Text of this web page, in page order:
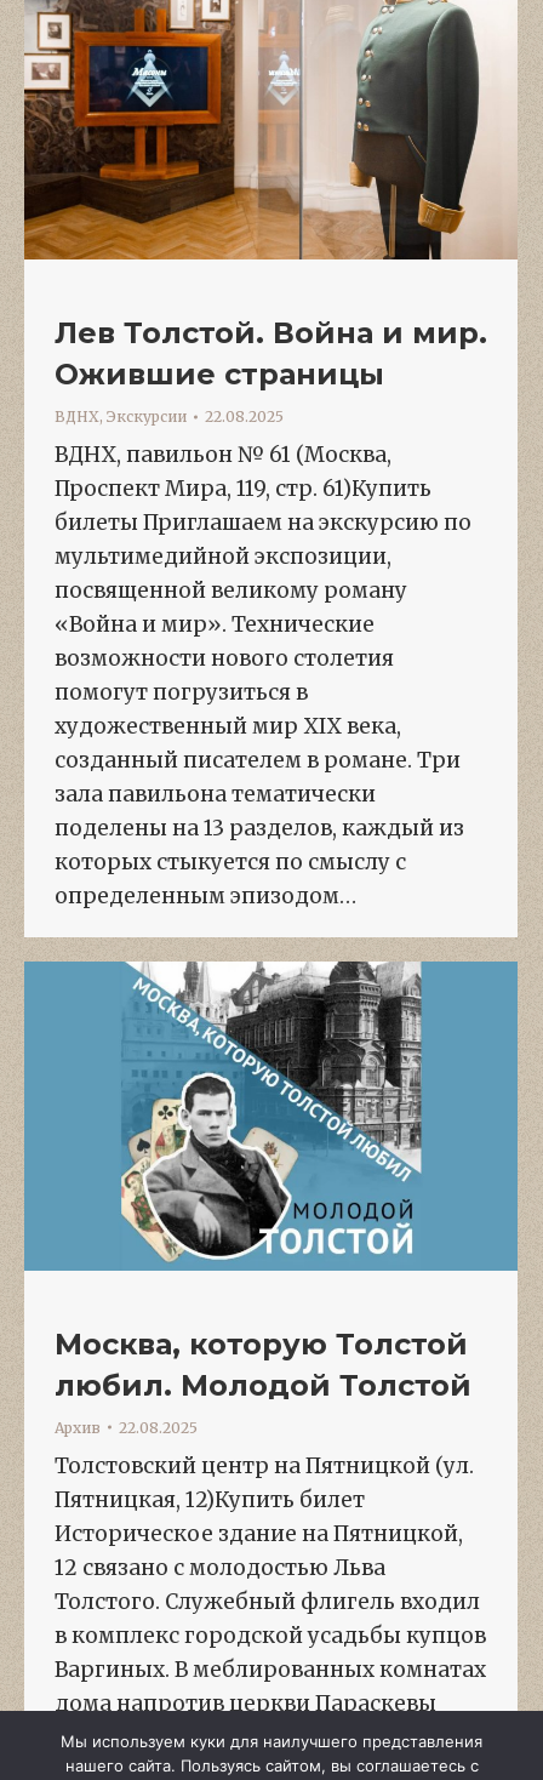
Лев Толстой. Война и мир.
Ожившие страницы
ВДНХ, Экскурсии 22.08.2025
ВДНХ, павильон № 61 (Москва,
Проспект Мира, 119, стр. 61)Купить
билеты Приглашаем на экскурсию по
мультимедийной экспозиции,
посвященной великому роману
«Война и мир». Технические
возможности нового столетия
помогут погрузиться в
художественный мир XIX века,
созданный писателем в романе. Три
зала павильона тематически
поделены на 13 разделов, каждый из
которых стыкуется по смыслу с
определенным эпизодом…
Москва, которую Толстой
любил. Молодой Толстой
Архив 22.08.2025
Толстовский центр на Пятницкой (ул.
Пятницкая, 12)Купить билет
Историческое здание на Пятницкой,
12 связано с молодостью Льва
Толстого. Служебный флигель входил
в комплекс городской усадьбы купцов
Варгиных. В меблированных комнатах
дома напротив церкви Параскевы
Пятницы Лев Николаевич жил с осени
1857 до лета 1858 года. Экскурсия
Мы используем куки для наилучшего представления
нашего сайта. Пользуясь сайтом, вы соглашаетесь с